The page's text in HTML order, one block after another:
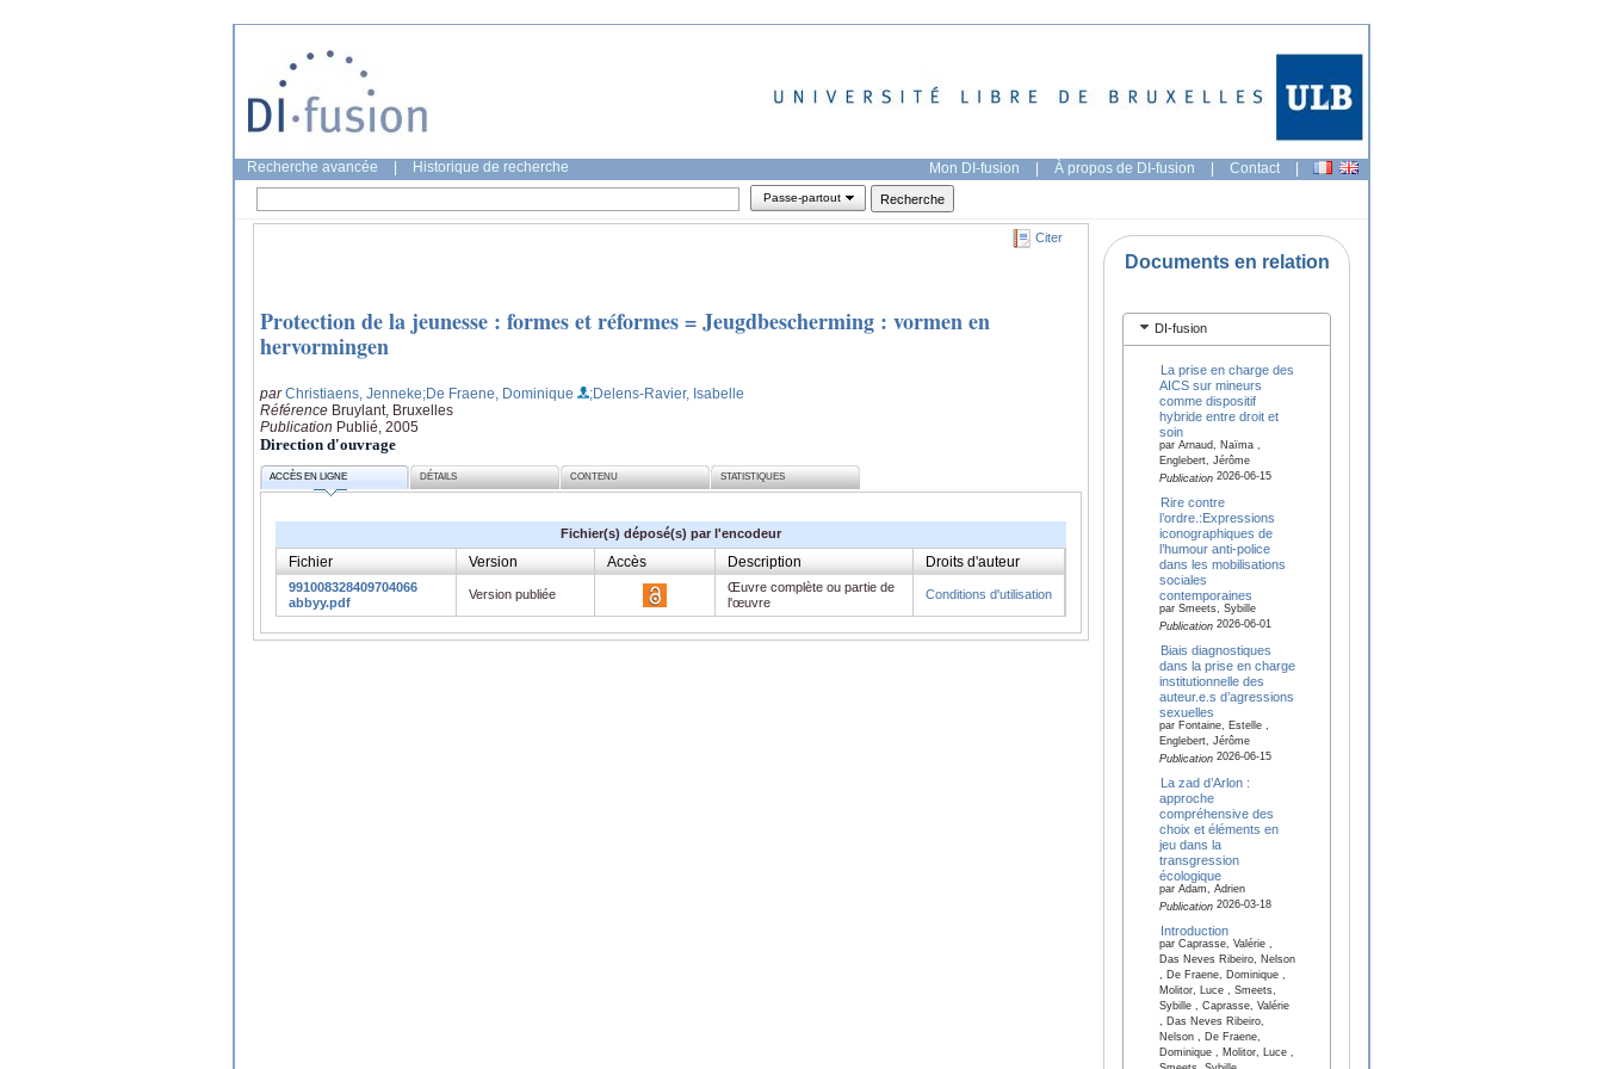
Recherche avancée Historique de recherche Mon DI-fusion | À propos de DI-fusion | Contact |
Passe-partout
Citer
Protection de la jeunesse : formes et réformes = Jeugdbescherming : vormen en
hervormingen
parChristiaens, Jenneke;De Fraene, Dominique
;Delens-Ravier, Isabelle
Référence Bruylant, Bruxelles
Publication Publié, 2005
Direction d'ouvrage
ACCÈS EN LIGNE DÉTAILS CONTENU STATISTIQUES
Fichier(s) déposé(s) par l'encodeur
Fichier Version Accès Description Droits d'auteur
991008328409704066
abbyy.pdf
Version publiée
Œuvre complète ou partie de
l'œuvre
Conditions d'utilisation
Documents en relation
DI-fusion
La prise en charge des
AICS sur mineurs
comme dispositif
hybride entre droit et
soin
par Arnaud, Naïma ,
Englebert, Jérôme
Publication2026-06-15
Rire contre
l’ordre.:Expressions
iconographiques de
l’humour anti-police
dans les mobilisations
sociales
contemporaines
par Smeets, Sybille
Publication2026-06-01
Biais diagnostiques
dans la prise en charge
institutionnelle des
auteur.e.s d’agressions
sexuelles
par Fontaine, Estelle ,
Englebert, Jérôme
Publication2026-06-15
La zad d’Arlon :
approche
compréhensive des
choix et éléments en
jeu dans la
transgression
écologique
par Adam, Adrien
Publication2026-03-18
Introduction
par Caprasse, Valérie ,
Das Neves Ribeiro, Nelson
, De Fraene, Dominique ,
Molitor, Luce , Smeets,
Sybille , Caprasse, Valérie
, Das Neves Ribeiro,
Nelson , De Fraene,
Dominique , Molitor, Luce ,